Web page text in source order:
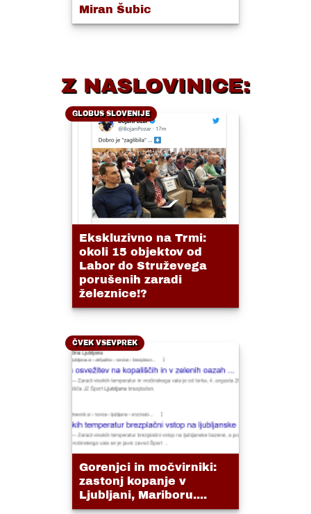
Miran Šubic
Z NASLOVINICE:
GLOBUS SLOVENIJE
Ekskluzivno na Trmi:
okoli 15 objektov od
Labor do Struževega
porušenih zaradi
železnice!?
ČVEK VSEVPREK
Gorenjci in močvirniki:
zastonj kopanje v
Ljubljani, Mariboru....